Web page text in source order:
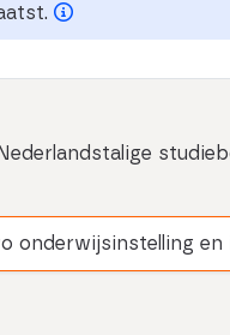
onderwijsinstelling en